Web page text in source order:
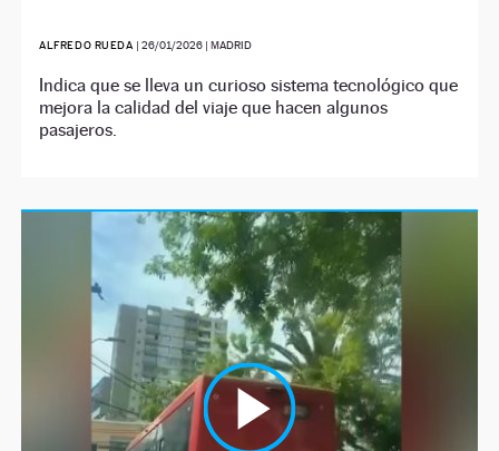
ALFREDO RUEDA | 26/01/2026| MADRID
Indica que se lleva un curioso sistema tecnológico que
mejora la calidad del viaje que hacen algunos
pasajeros.